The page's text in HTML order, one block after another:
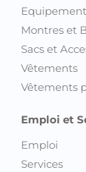
Montres et
Sacs et
Vêtements
Vêtements
Emploi et
Emploi
Services